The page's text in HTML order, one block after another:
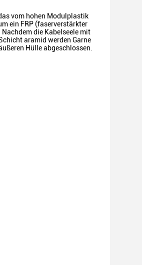
vom hohen Modulplastik
ein FRP (faserverstärkter
die Kabelseele mit
aramid werden Garne
Hülle abgeschlossen.